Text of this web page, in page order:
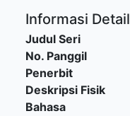
Informasi Detail
Judul Seri
No. Panggil
Penerbit
Deskripsi Fisik
Bahasa